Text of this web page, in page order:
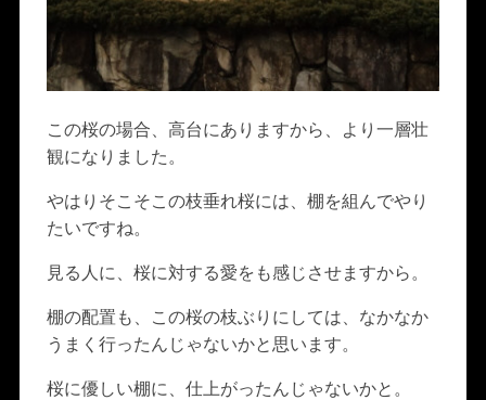
この桜の場合、高台にありますから、より一層壮
観になりました。
やはりそこそこの枝垂れ桜には、棚を組んでやり
たいですね。
見る人に、桜に対する愛をも感じさせますから。
棚の配置も、この桜の枝ぶりにしては、なかなか
うまく行ったんじゃないかと思います。
桜に優しい棚に、仕上がったんじゃないかと。